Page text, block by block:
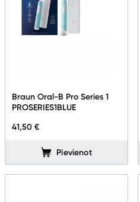
Elektriskās zobu
Aksesuāri el. zobu
Masāžas ierīces
Asinsspiediena
Braun Oral-B Pro Series 1
PROSERIES1BLUE
41,50 €
Pievienot